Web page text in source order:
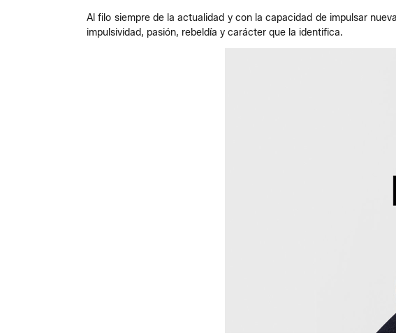
Al filo siempre de la actualidad y con la capacidad de impulsar
impulsividad, pasión, rebeldía y carácter que la identifica.